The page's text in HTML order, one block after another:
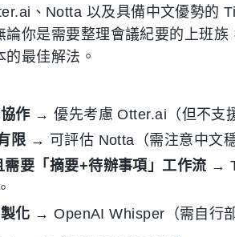
、Notta 以及具備中文優勢的
你是需要整理會議紀要的上班
最佳解法。
作 → 優先考慮 Otter.ai（但不支
限 → 可評估 Notta（需注意中文
要「摘要+待辦事項」工作流 →
化 → OpenAI Whisper（需自行